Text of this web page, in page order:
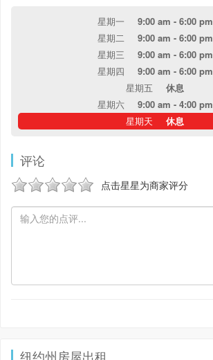
星期一
9:00 am - 6:00 pm
星期二
9:00 am - 6:00 pm
星期三
9:00 am - 6:00 pm
星期四
9:00 am - 6:00 pm
星期五
休息
星期六
9:00 am - 4:00 pm
星期天
休息
评论
点击星星为商家评分
纽约州房屋出租